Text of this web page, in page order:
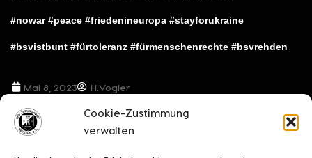
Cookie-Zustimmung
verwalten
#nowar #peace #friedenineuropa #stayforukraine
#bsvistbunt #fürtoleranz #fürmenschenrechte #bsvrehden
Mai 8, 2023 H.Vogler
VORIGER BEITRAG NÄCHSTER BEITRAG